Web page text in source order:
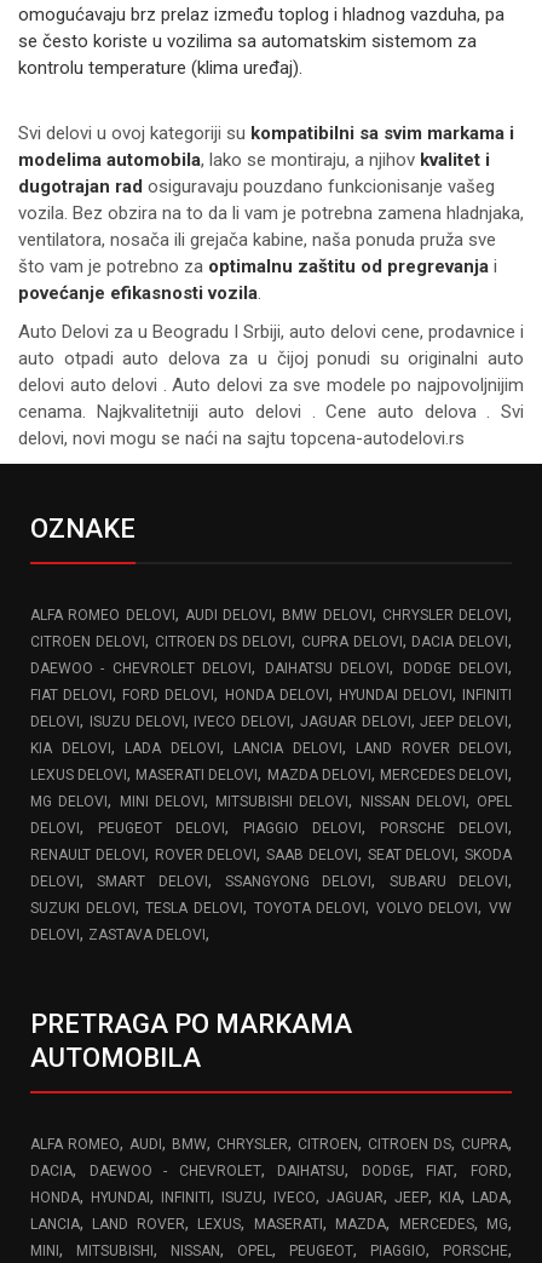
omogućavaju brz prelaz između toplog i hladnog vazduha, pa
se često koriste u vozilima sa automatskim sistemom za
kontrolu temperature (klima uređaj).
Svi delovi u ovoj kategoriji su kompatibilni sa svim markama i
modelima automobila, lako se montiraju, a njihov kvalitet i
dugotrajan rad osiguravaju pouzdano funkcionisanje vašeg
vozila. Bez obzira na to da li vam je potrebna zamena hladnjaka,
ventilatora, nosača ili grejača kabine, naša ponuda pruža sve
što vam je potrebno za optimalnu zaštitu od pregrevanja i
povećanje efikasnosti vozila.
Auto Delovi za u Beogradu I Srbiji, auto delovi cene, prodavnice i
auto otpadi auto delova za u čijoj ponudi su originalni auto
delovi auto delovi . Auto delovi za sve modele po najpovoljnijim
cenama. Najkvalitetniji auto delovi . Cene auto delova . Svi
delovi, novi mogu se naći na sajtu topcena-autodelovi.rs
OZNAKE
ALFA ROMEO DELOVI, AUDI DELOVI, BMW DELOVI, CHRYSLER DELOVI,
CITROEN DELOVI, CITROEN DS DELOVI, CUPRA DELOVI, DACIA DELOVI,
DAEWOO - CHEVROLET DELOVI, DAIHATSU DELOVI, DODGE DELOVI,
FIAT DELOVI, FORD DELOVI, HONDA DELOVI, HYUNDAI DELOVI, INFINITI
DELOVI, ISUZU DELOVI, IVECO DELOVI, JAGUAR DELOVI,JEEP DELOVI,
KIA DELOVI, LADA DELOVI, LANCIA DELOVI, LAND ROVER DELOVI,
LEXUS DELOVI, MASERATI DELOVI, MAZDA DELOVI, MERCEDES DELOVI,
MG DELOVI, MINI DELOVI, MITSUBISHI DELOVI, NISSAN DELOVI, OPEL
DELOVI, PEUGEOT DELOVI, PIAGGIO DELOVI, PORSCHE DELOVI,
RENAULT DELOVI, ROVER DELOVI, SAAB DELOVI, SEAT DELOVI, SKODA
DELOVI,SMART DELOVI,SSANGYONG DELOVI, SUBARU DELOVI,
SUZUKI DELOVI,TESLA DELOVI, TOYOTA DELOVI, VOLVO DELOVI, VW
DELOVI, ZASTAVA DELOVI,
PRETRAGA PO MARKAMA
AUTOMOBILA
ALFA ROMEO, AUDI, BMW, CHRYSLER, CITROEN, CITROEN DS, CUPRA,
DACIA, DAEWOO - CHEVROLET, DAIHATSU, DODGE, FIAT, FORD,
HONDA, HYUNDAI, INFINITI, ISUZU, IVECO, JAGUAR, JEEP, KIA, LADA,
LANCIA, LAND ROVER, LEXUS, MASERATI, MAZDA, MERCEDES, MG,
MINI, MITSUBISHI, NISSAN, OPEL , PEUGEOT, PIAGGIO, PORSCHE,